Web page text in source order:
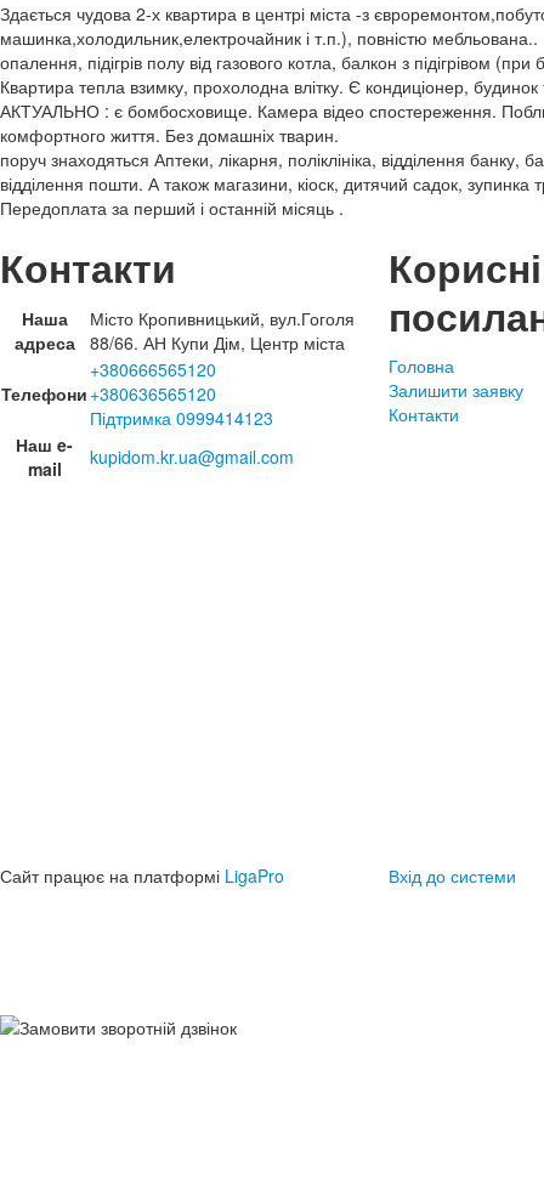
Здається чудова 2-х квартира в центрі міста -з
машинка,холодильник,електрочайник і т.п.), повністю мебльована..
опалення, підігрів полу від газового котла, балкон з підігрівом
Квартира тепла взимку, прохолодна влітку. Є кондиціонер,
АКТУАЛЬНО : є бомбосховище. Камера відео спостереження.
комфортного життя. Без домашніх тварин.
поруч знаходяться Аптеки, лікарня, поліклініка, відділення
відділення пошти. А також магазини, кіоск, дитячий садок, зупинка
Передоплата за перший і останній місяць .
Контакти
Наша
адреса
Місто Кропивницький, вул.Гоголя
88/66. АН Купи Дім, Центр міста
Телефони
+380666565120
+380636565120
Підтримка 0999414123
Наш e-
mail
kupidom.kr.ua@gmail.com
Корисні
Головна
Залишити заявку
Контакти
Сайт працює на платформі LigaPro Вхід до системи